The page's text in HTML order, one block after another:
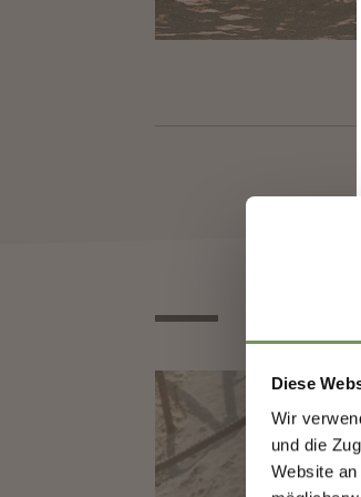
Diese
Wir
und die
Website